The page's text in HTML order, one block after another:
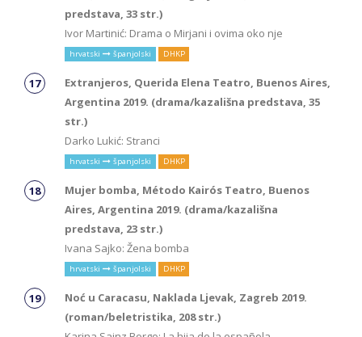
predstava, 33 str.)
Ivor Martinić: Drama o Mirjani i ovima oko nje
hrvatski španjolski DHKP
Extranjeros, Querida Elena Teatro, Buenos Aires,
Argentina 2019. (drama/kazališna predstava, 35
str.)
Darko Lukić: Stranci
hrvatski španjolski DHKP
Mujer bomba, Método Kairós Teatro, Buenos
Aires, Argentina 2019. (drama/kazališna
predstava, 23 str.)
Ivana Sajko: Žena bomba
hrvatski španjolski DHKP
Noć u Caracasu, Naklada Ljevak, Zagreb 2019.
(roman/beletristika, 208 str.)